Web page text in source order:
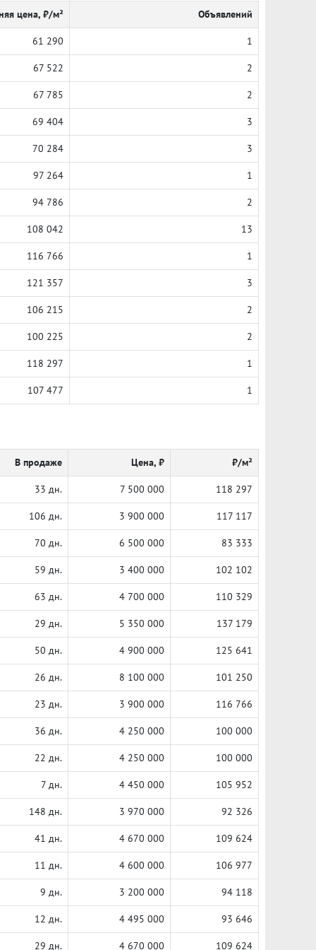
цена, ₽/м² Объявлений
61 290 1
67 522 2
67 785 2
69 404 3
70 284 3
97 264 1
94 786 2
108 042 13
116 766 1
121 357 3
106 215 2
100 225 2
118 297 1
107 477 1
В продаже Цена, ₽ ₽/м²
33 дн. 7 500 000 118 297
106 дн. 3 900 000 117 117
70 дн. 6 500 000 83 333
59 дн. 3 400 000 102 102
63 дн. 4 700 000 110 329
29 дн. 5 350 000 137 179
50 дн. 4 900 000 125 641
26 дн. 8 100 000 101 250
23 дн. 3 900 000 116 766
36 дн. 4 250 000 100 000
22 дн. 4 250 000 100 000
7 дн. 4 450 000 105 952
148 дн. 3 970 000 92 326
41 дн. 4 670 000 109 624
11 дн. 4 600 000 106 977
9 дн. 3 200 000 94 118
12 дн. 4 495 000 93 646
29 дн. 4 670 000 109 624